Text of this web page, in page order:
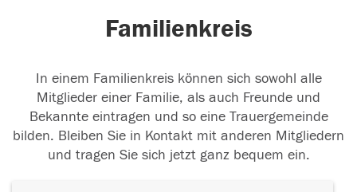
Familienkreis
In einem Familienkreis können sich sowohl alle
Mitglieder einer Familie, als auch Freunde und
Bekannte eintragen und so eine Trauergemeinde
bilden. Bleiben Sie in Kontakt mit anderen Mitgliedern
und tragen Sie sich jetzt ganz bequem ein.